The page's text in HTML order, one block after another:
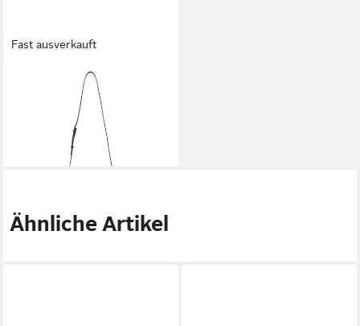
Fast ausverkauft
Umhängetasche
UVP 1.980,00 €
lieferbar - in 3-4 Werktagen bei dir
Ähnliche Artikel